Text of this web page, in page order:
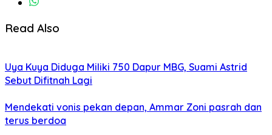
Read Also
Uya Kuya Diduga Miliki 750 Dapur MBG, Suami Astrid
Sebut Difitnah Lagi
Mendekati vonis pekan depan, Ammar Zoni pasrah dan
terus berdoa